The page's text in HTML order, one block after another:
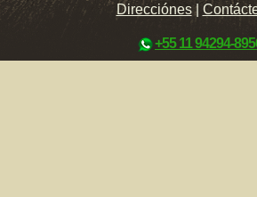
Direcciónes|
+55 11 94294-